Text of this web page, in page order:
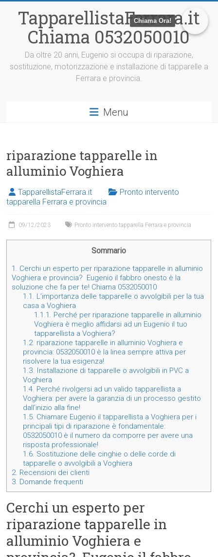
TapparellistaFerrara.it
Chiama 0532050010
Da oltre 20 anni, Eugenio si occupa di riparazione,
sostituzione, motorizzazione e installazione di tapparelle a
Ferrara e provincia.
Menu
riparazione tapparelle in
alluminio Voghiera
TapparellistaFerrara.it
Pronto intervento
tapparella Ferrara e provincia
09/12/2023 Pronto intervento tapparella Ferrara e provincia
Sommario
1. Cerchi un esperto per riparazione tapparelle in alluminio
Voghiera e provincia? Eugenio il fabbro onesto è la
soluzione che fa per te! Chiama 0532050010
1.1. L’importanza delle tapparelle o avvolgibili per la tua
casa a Voghiera
1.1.1. Perché per riparazione tapparelle in alluminio
Voghiera è meglio affidarsi ad un Eugenio il tuo
tapparellista a Voghiera?
1.2. riparazione tapparelle in alluminio Voghiera e
provincia: 0532050010 è la linea sempre attiva per
risolvere la tua esigenza!
1.3. Installazione di tapparelle o avvolgibili in PVC a
Voghiera
1.4. Perché rivolgersi ad un valido tapparellista a
Voghiera: per avere la garanzia di un processo gestito
dall’inizio alla fine!
1.5. Chiamare Eugenio il tapparellista a Voghiera per i
principali tipi di riparazione è fondamentale:
0532050010 è il numero da comporre per avere una
risposta professionale!
1.6. Sostituzione delle cinghie o delle corde di
tapparelle o avvolgibili a Voghiera
2. Recensioni dei clienti
3. Domande frequenti
Cerchi un esperto per
riparazione tapparelle in
alluminio Voghiera e
Chiama Ora!